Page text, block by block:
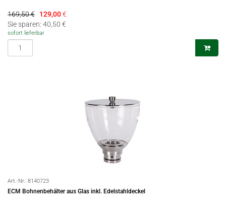
169,50 € 129,00€
Sie sparen: 40,50 €
sofort lieferbar
Art.-Nr.: 8140723
ECM Bohnenbehälter aus Glas inkl. Edelstahldeckel